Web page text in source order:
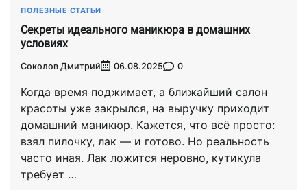
ПОЛЕЗНЫЕ СТАТЬИ
Секреты идеального маникюра в домашних
условиях
Соколов Дмитрий 06.08.2025 0
Когда время поджимает, а ближайший салон
красоты уже закрылся, на выручку приходит
домашний маникюр. Кажется, что всё просто:
взял пилочку, лак — и готово. Но реальность
часто иная. Лак ложится неровно, кутикула
требует …